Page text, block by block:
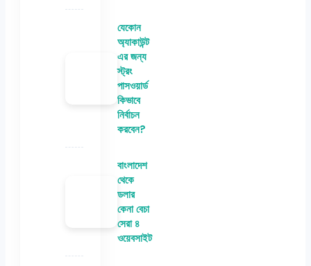
যেকোন
অ্যাকাউন্ট
এর জন্য
স্ট্রং
পাসওয়ার্ড
কিভাবে
নির্বাচন
করবেন?
বাংলাদেশ
থেকে
ডলার
কেনা বেচা
সেরা ৪
ওয়েবসাইট